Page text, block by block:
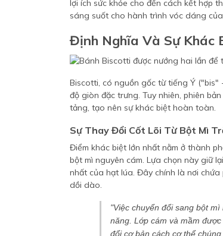
lợi ích sức khỏe cho đến cách kết hợp
sáng suốt cho hành trình vóc dáng của
Định Nghĩa Và Sự Khác
Biscotti, có nguồn gốc từ tiếng Ý
độ giòn đặc trưng. Tuy nhiên, phiên
tảng, tạo nên sự khác biệt hoàn toàn.
Sự Thay Đổi Cốt Lõi Từ Bột Mì
Điểm khác biệt lớn nhất nằm ở thành
bột mì nguyên cám. Lựa chọn này giữ
nhất của hạt lúa. Đây chính là nơi
dồi dào.
"Việc chuyển đổi sang bột
năng. Lớp cám và mầm
đổi cơ bản cách cơ thể